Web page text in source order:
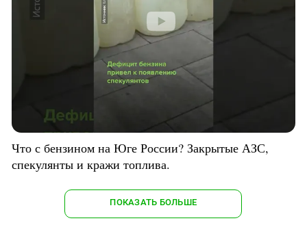
Что с бензином на Юге России? Закрытые АЗС,
спекулянты и кражи топлива.
ПОКАЗАТЬ БОЛЬШЕ